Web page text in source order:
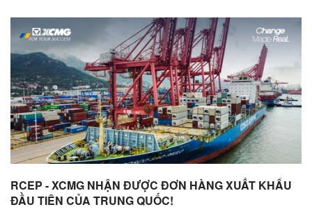
RCEP - XCMG NHẬN ĐƯỢC ĐƠN HÀNG XUẤT KHẨU
ĐẦU TIÊN CỦA TRUNG QUỐC!